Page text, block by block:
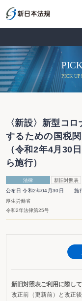
PICK
〈新設〉新型コ
するための国税
（令和2年4月30
ら施行）
法律
新旧対照表
公布日 令和2年04月30日
施
厚生労働省
令和2年法律第25号
新旧対照表ご利用に際して
改正前（更新前）と改正